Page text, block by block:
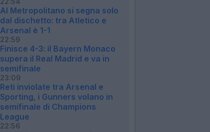
Al Metropolitano si segna solo
dal dischetto: tra Atletico e
Arsenal è 1-1
22:59
Finisce 4-3: il Bayern Monaco
supera il Real Madrid e va in
semifinale
23:09
Reti inviolate tra Arsenal e
Sporting, i Gunners volano in
semifinale di Champions
League
22:56